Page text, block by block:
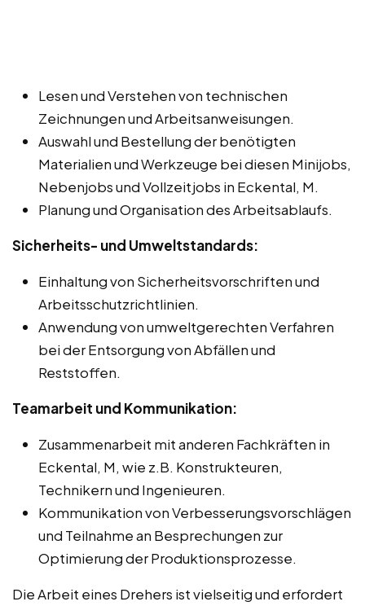
Lesen und Verstehen von technischen
Zeichnungen und Arbeitsanweisungen.
Auswahl und Bestellung der benötigten
Materialien und Werkzeuge bei diesen Minijobs,
Nebenjobs und Vollzeitjobs in Eckental, M.
Planung und Organisation des Arbeitsablaufs.
Sicherheits- und Umweltstandards:
Einhaltung von Sicherheitsvorschriften und
Arbeitsschutzrichtlinien.
Anwendung von umweltgerechten Verfahren
bei der Entsorgung von Abfällen und
Reststoffen.
Teamarbeit und Kommunikation:
Zusammenarbeit mit anderen Fachkräften in
Eckental, M, wie z.B. Konstrukteuren,
Technikern und Ingenieuren.
Kommunikation von Verbesserungsvorschlägen
und Teilnahme an Besprechungen zur
Optimierung der Produktionsprozesse.
Die Arbeit eines Drehers ist vielseitig und erfordert